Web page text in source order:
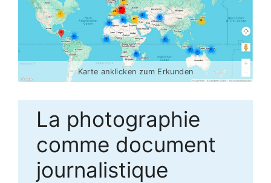
Karte anklicken zum Erkunden
La photographie
comme document
journalistique